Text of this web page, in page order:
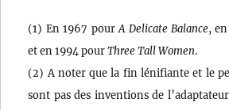
(1) En 1967 pourA Delicate Balance,
et en 1994 pourThree Tall Women.
(2) A noter que la fin lénifiante et le
sont pas des inventions de